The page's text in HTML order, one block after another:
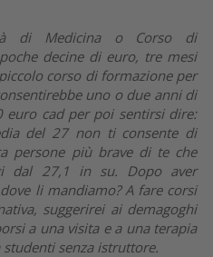
di Medicina o Corso di
decine di euro, tre mesi
corso di formazione per
uno o due anni di
cad per poi sentirsi dire:
del 27 non ti consente di
persone più brave di te che
dal 27,1 in su. Dopo aver
li mandiamo? A fare corsi
suggerirei ai demagoghi
a una visita e a una terapia
senza istruttore.